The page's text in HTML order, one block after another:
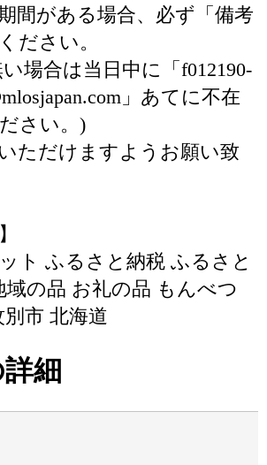
間がある場合、必ず「備考
ださい。
場合は当日中に「f012190-
」あてに不在
さい。)
ただけますようお願い致
ト ふるさと納税 ふるさと
域の品 お礼の品 もんべつ
市 北海道
細